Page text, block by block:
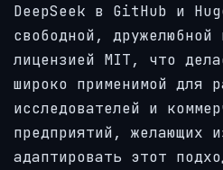
DeepSeek в GitHub и
свободной, дружелюбной
лицензией MIT, что
широко применимой для
исследователей и
предприятий, желающих
адаптировать этот